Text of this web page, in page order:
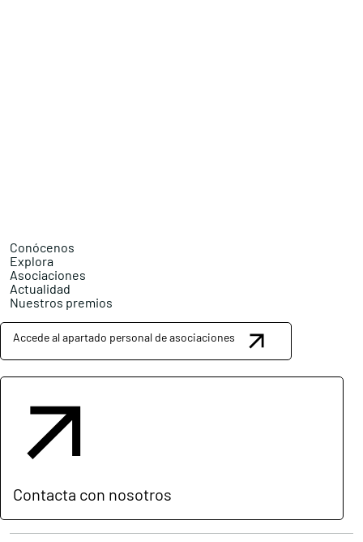
Conócenos
Explora
Asociaciones
Actualidad
Nuestros premios
Accede al apartado personal de asociaciones
Contacta con nosotros